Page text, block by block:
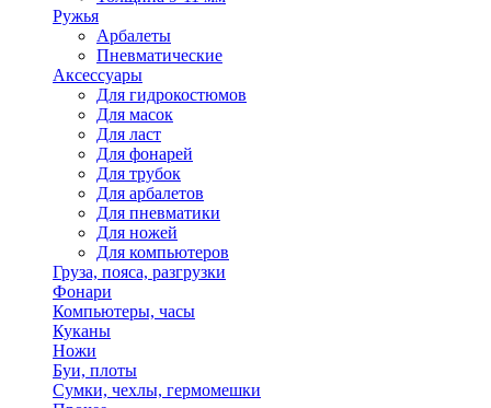
Ружья
Арбалеты
Пневматические
Аксессуары
Для гидрокостюмов
Для масок
Для ласт
Для фонарей
Для трубок
Для арбалетов
Для пневматики
Для ножей
Для компьютеров
Груза, пояса, разгрузки
Фонари
Компьютеры, часы
Куканы
Ножи
Буи, плоты
Сумки, чехлы, гермомешки